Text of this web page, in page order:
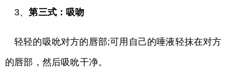
3、第三式：吸吻
轻轻的吸吮对方的唇部;可用自己的唾液轻抹在对方
的唇部，然后吸吮干净。